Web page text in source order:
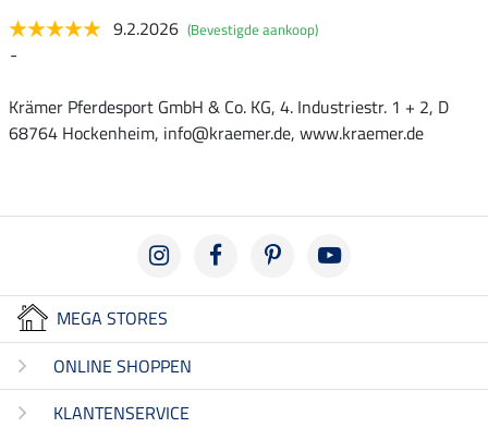
9.2.2026 (Bevestigde aankoop)
-
Krämer Pferdesport GmbH & Co. KG, 4. Industriestr. 1 + 2, D
68764 Hockenheim, info@kraemer.de, www.kraemer.de
MEGA STORES
ONLINE SHOPPEN
KLANTENSERVICE